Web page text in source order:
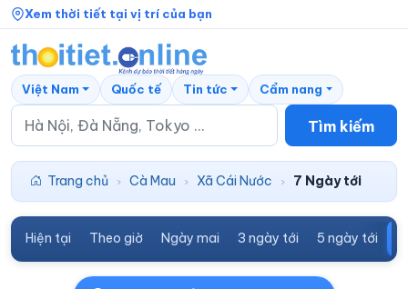
Xem thời tiết tại vị trí của bạn
Tìm kiếm
Việt Nam Quốc tế Tin tức Cẩm nang
Trang chủ › Cà Mau › Xã Cái Nước › 7 Ngày tới
Hiện tại Theo giờ Ngày mai 3 ngày tới 5 ngày tới